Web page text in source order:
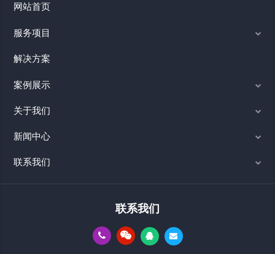
网站首页
服务项目
解决方案
案例展示
关于我们
新闻中心
联系我们
联系我们